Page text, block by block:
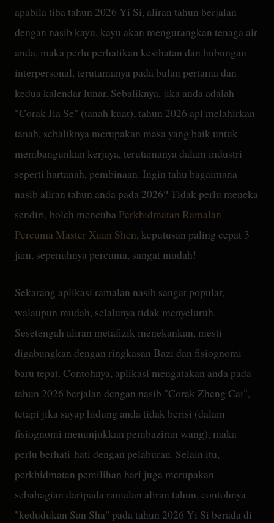
apabila tiba tahun 2026 Yi Si, aliran tahun berjalan
dengan nasib kayu, kayu akan mengurangkan tenaga air
anda, maka perlu perhatikan kesihatan dan hubungan
interpersonal, terutamanya pada bulan pertama dan
kedua kalendar lunar. Sebaliknya, jika anda adalah
"Corak Jia Se" (tanah kuat), tahun 2026 api melahirkan
tanah, sebaliknya merupakan masa yang baik untuk
membangunkan kerjaya, terutamanya dalam industri
seperti hartanah, pembinaan. Ingin tahu bagaimana
nasib aliran tahun anda pada 2026? Tidak perlu meneka
sendiri, boleh mencuba Perkhidmatan Ramalan
Percuma Master Xuan Shen, keputusan paling cepat 3
jam, sepenuhnya percuma, sangat mudah!
Sekarang aplikasi ramalan nasib sangat popular,
walaupun mudah, selalunya tidak menyeluruh.
Sesetengah aliran metafizik menekankan, mesti
digabungkan dengan ringkasan Bazi dan fisiognomi
baru tepat. Contohnya, aplikasi mengatakan anda pada
tahun 2026 berjalan dengan nasib "Corak Zheng Cai",
tetapi jika sayap hidung anda tidak berisi (dalam
fisiognomi menunjukkan pembaziran wang), maka
perlu berhati-hati dengan pelaburan. Selain itu,
perkhidmatan pemilihan hari juga merupakan
sebahagian daripada ramalan aliran tahun, contohnya
"kedudukan San Sha" pada tahun 2026 Yi Si berada di